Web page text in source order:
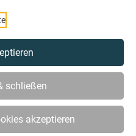
schließen
akzeptieren
ARCHIV